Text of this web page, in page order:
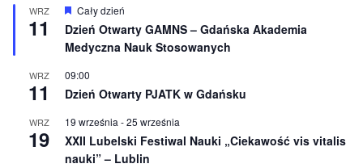
o
n
e
WRZ
11
W
y
r
ó
n
o
e
Cały dzień
Dzień Otwarty GAMNS – Gdańska Akademia
Medyczna Nauk Stosowanych
WRZ
11
09:00
Dzień Otwarty PJATK w Gdańsku
WRZ
19
19 września -25 września
XXII Lubelski Festiwal Nauki „Ciekawość vis vitalis
nauki” – Lublin